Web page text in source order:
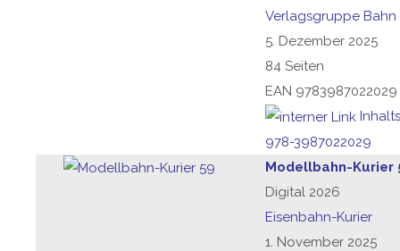
Verlagsgruppe Bahn
5. Dezember 2025
84 Seiten
EAN 9783987022029
978-3987022029
Modellbahn-Kurier
Digital 2026
Eisenbahn-Kurier
1. November 2025